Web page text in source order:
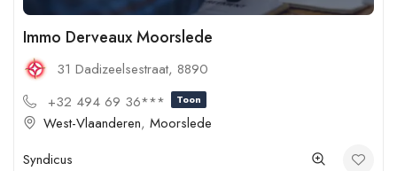
Immo Derveaux Moorslede
31 Dadizeelsestraat, 8890
+32 494 69 36***
Toon
West-Vlaanderen, Moorslede
Syndicus